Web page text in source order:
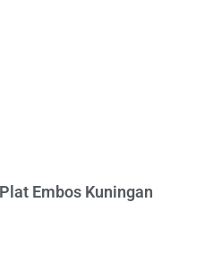
Embos Kuningan